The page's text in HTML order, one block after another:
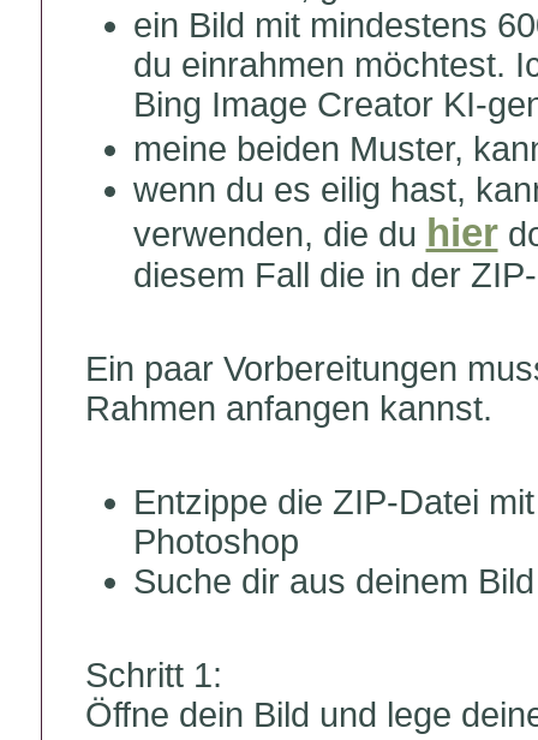
ein Bild mit mindestens
du einrahmen möchtest.
Bing Image Creator KI-
meine beiden Muster,
wenn du es eilig hast,
verwenden, die du hier
diesem Fall die in der
Ein paar Vorbereitungen
Rahmen anfangen kannst.
Entzippe die ZIP-Datei
Photoshop
Suche dir aus deinem
Schritt 1:
Öffne dein Bild und lege